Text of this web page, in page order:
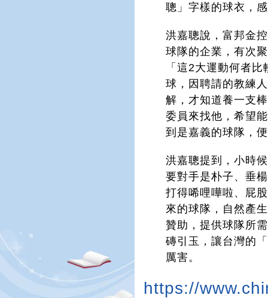
聰」字樣的球衣，
洪嘉聰說，富邦金
球隊的企業，有次
「這2大運動何者
球，因聘請的教練
解，才知道養一支
委員來找他，希望
到是嘉義的球隊，
洪嘉聰提到，小時
要對手是朴子、垂
打得唏哩嘩啦、屁
來的球隊，自然產
贊助，提供球隊所
磚引玉，讓台灣的
厲害。
https://